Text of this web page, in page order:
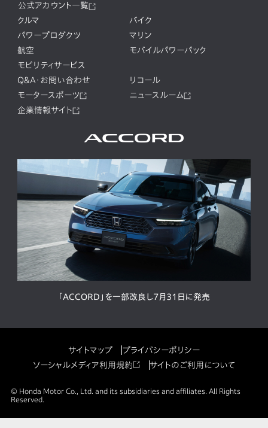
公式アカウント一覧
クルマ
バイク
パワープロダクツ
マリン
航空
モバイルパワーパック
モビリティサービス
Q&A・お問い合わせ
リコール
モータースポーツ
ニュースルーム
企業情報サイト
「ACCORD」を一部改良し7月31日に発売
サイトマップ
プライバシーポリシー
ソーシャルメディア利用規約
サイトのご利用について
© Honda Motor Co., Ltd. and its subsidiaries and affiliates. All Rights
Reserved.